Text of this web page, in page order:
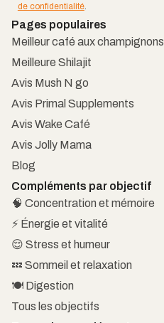
de confidentialité.
Pages populaires
Meilleur café aux champignons
Meilleure Shilajit
Avis Mush N go
Avis Primal Supplements
Avis Wake Café
Avis Jolly Mama
Blog
Compléments par objectif
🧠 Concentration et mémoire
⚡ Énergie et vitalité
😌 Stress et humeur
💤 Sommeil et relaxation
🍽️ Digestion
Tous les objectifs